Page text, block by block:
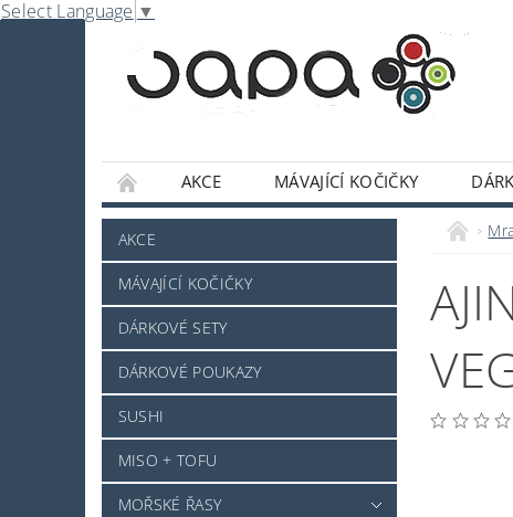
Select Language ▼
AKCE MÁVAJÍCÍ KOČIČKY
NABE
OMÁČKY A DOCHUCOVADLA
SLADKOSTI A POCHUTINY
SAKE A JINÝ
JAPONSKÉ NÁDOBÍ
KOSMETIKA
PRO ZVÍŘÁTKA - NOVINKA
NAPIŠTE NÁM
AKCE
MÁVAJÍCÍ KOČIČKY
DÁRKOVÉ SETY
DÁRKOVÉ POUKAZY
SUSHI
MISO + TOFU
MOŘSKÉ ŘASY